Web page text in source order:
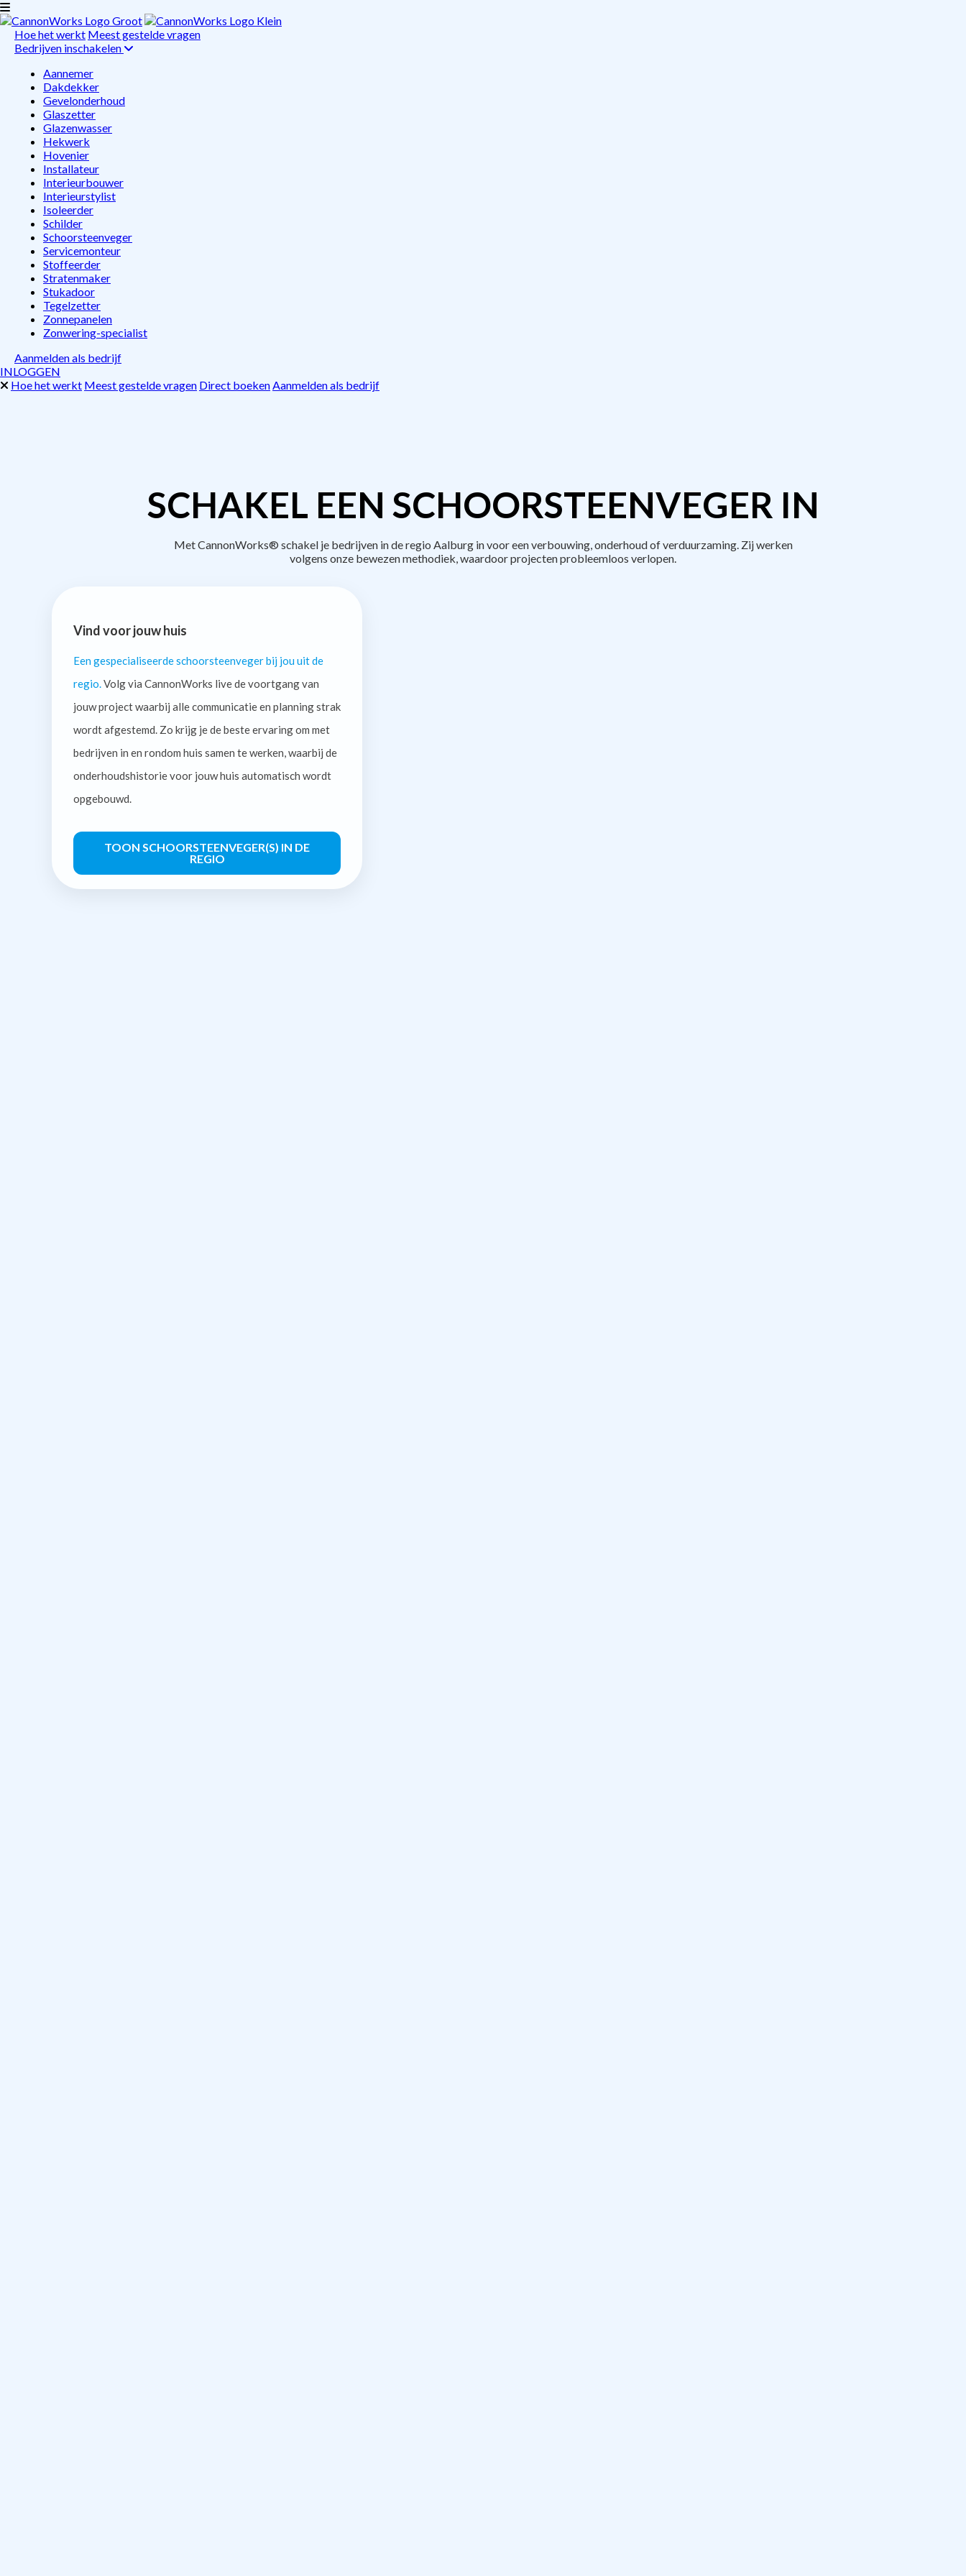
Hoe het werkt Meest gestelde vragen
Bedrijven inschakelen
Aannemer
Dakdekker
Gevelonderhoud
Glaszetter
Glazenwasser
Hekwerk
Hovenier
Installateur
Interieurbouwer
Interieurstylist
Isoleerder
Schilder
Schoorsteenveger
Servicemonteur
Stoffeerder
Stratenmaker
Stukadoor
Tegelzetter
Zonnepanelen
Zonwering-specialist
Aanmelden als bedrijf
INLOGGEN
Hoe het werkt Meest gestelde vragen Direct boekenAanmelden als bedrijf
SCHAKEL EEN SCHOORSTEENVEGER IN
Met CannonWorks® schakel je bedrijven in de regio Aalburg in voor een verbouwing, onderhoud of verduurzaming. Zij werken
volgens onze bewezen methodiek, waardoor projecten probleemloos verlopen.
Vind voor jouw huis
Een gespecialiseerde schoorsteenveger bij jou uit de
regio. Volg via CannonWorks live de voortgang van
jouw project waarbij alle communicatie en planning strak
wordt afgestemd. Zo krijg je de beste ervaring om met
bedrijven in en rondom huis samen te werken, waarbij de
onderhoudshistorie voor jouw huis automatisch wordt
opgebouwd.
TOON SCHOORSTEENVEGER(S) IN DE
REGIO